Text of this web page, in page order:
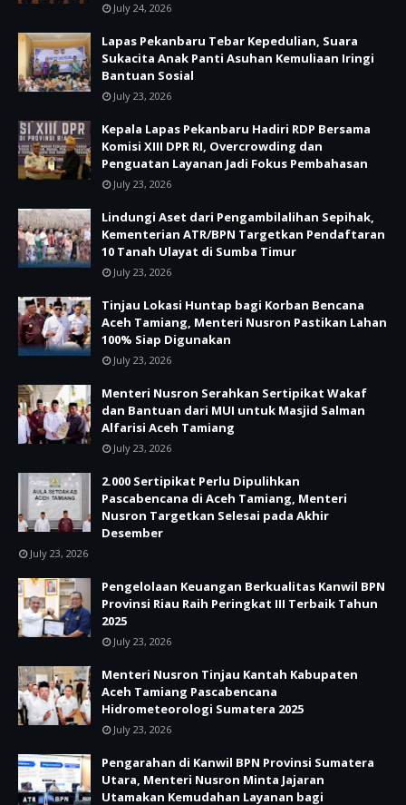
July 24, 2026
Lapas Pekanbaru Tebar Kepedulian, Suara
Sukacita Anak Panti Asuhan Kemuliaan Iringi
Bantuan Sosial
July 23, 2026
Kepala Lapas Pekanbaru Hadiri RDP Bersama
Komisi XIII DPR RI, Overcrowding dan
Penguatan Layanan Jadi Fokus Pembahasan
July 23, 2026
Lindungi Aset dari Pengambilalihan Sepihak,
Kementerian ATR/BPN Targetkan Pendaftaran
10 Tanah Ulayat di Sumba Timur
July 23, 2026
Tinjau Lokasi Huntap bagi Korban Bencana
Aceh Tamiang, Menteri Nusron Pastikan Lahan
100% Siap Digunakan
July 23, 2026
Menteri Nusron Serahkan Sertipikat Wakaf
dan Bantuan dari MUI untuk Masjid Salman
Alfarisi Aceh Tamiang
July 23, 2026
2.000 Sertipikat Perlu Dipulihkan
Pascabencana di Aceh Tamiang, Menteri
Nusron Targetkan Selesai pada Akhir
Desember
July 23, 2026
Pengelolaan Keuangan Berkualitas Kanwil BPN
Provinsi Riau Raih Peringkat III Terbaik Tahun
2025
July 23, 2026
Menteri Nusron Tinjau Kantah Kabupaten
Aceh Tamiang Pascabencana
Hidrometeorologi Sumatera 2025
July 23, 2026
Pengarahan di Kanwil BPN Provinsi Sumatera
Utara, Menteri Nusron Minta Jajaran
Utamakan Kemudahan Layanan bagi